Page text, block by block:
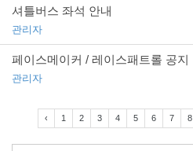
셔틀버스 좌석 안내
관리자
페이스메이커 / 레이스패트롤 공지
관리자
‹ 1 2 3 4 5 6 7 8